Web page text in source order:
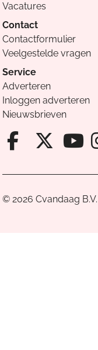
Vacatures
Contact
Contactformulier
Veelgestelde vragen
Service
Adverteren
Inloggen adverteren
Nieuwsbrieven
X
© 2026 Cvandaag